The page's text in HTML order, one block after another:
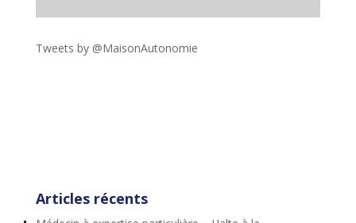
Tweets by @MaisonAutonomie
Articles récents